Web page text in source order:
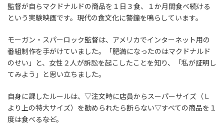
監督が自らマクドナルドの商品を１日３食、１か月間食べ続ける
という実験映画です。現代の食文化に警鐘を鳴らしています。
モーガン・スパーロック監督は、アメリカでインターネット用の
番組制作を手がけていました。「肥満になったのはマクドナルド
のせい」と、女性２人が訴訟を起こしたことを知り、「私が証明し
てみよう」と思い立ちました。
自身に課したルールは、▽注文時に店員からスーパーサイズ（Ｌ
より上の特大サイズ）を勧められたら断らない▽すべての商品を１
度は食べる――など。